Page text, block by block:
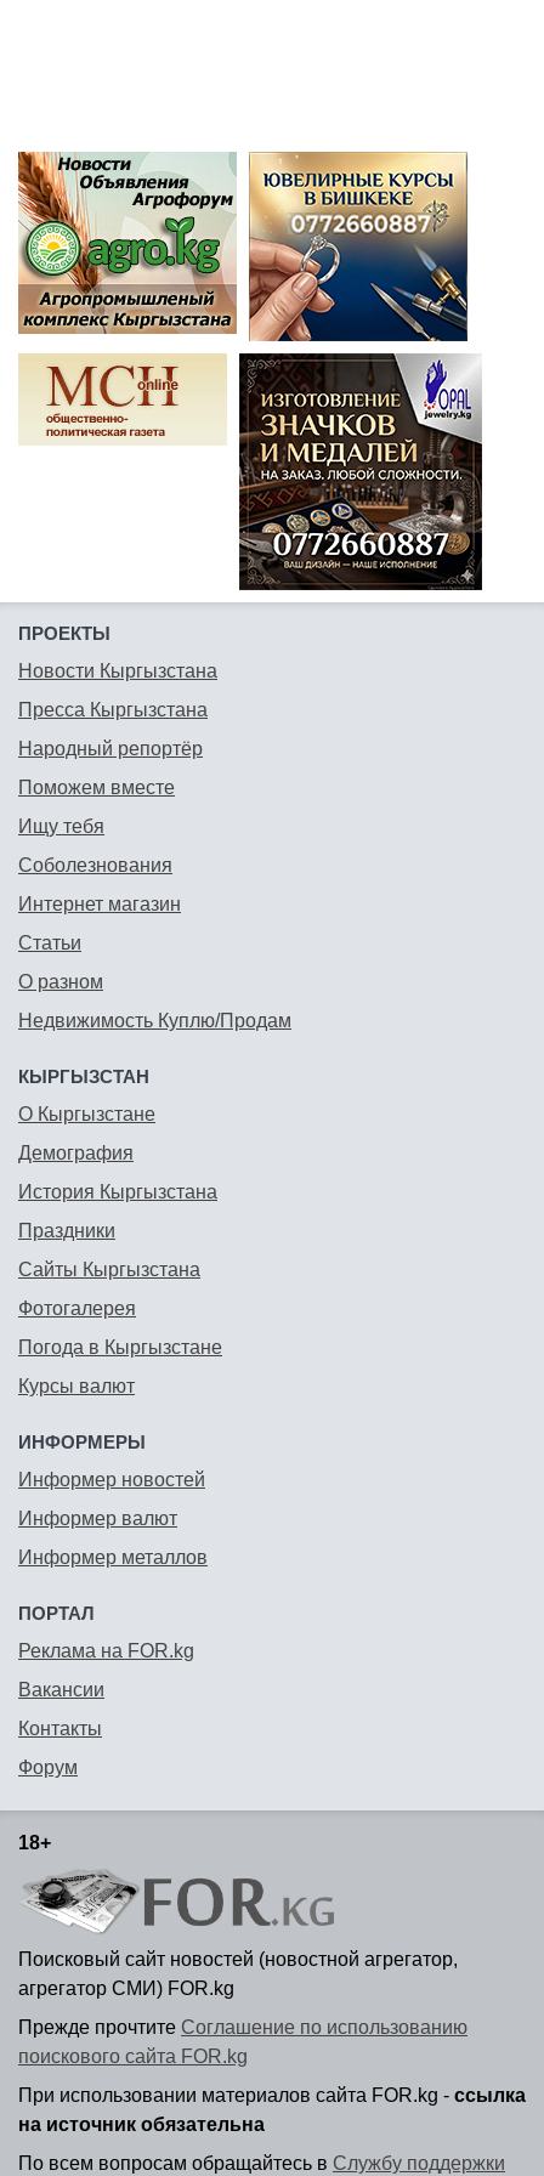
ПРОЕКТЫ
Новости Кыргызстана
Пресса Кыргызстана
Народный репортёр
Поможем вместе
Ищу тебя
Соболезнования
Интернет магазин
Статьи
О разном
Недвижимость Куплю/Продам
КЫРГЫЗСТАН
О Кыргызстане
Демография
История Кыргызстана
Праздники
Сайты Кыргызстана
Фотогалерея
Погода в Кыргызстане
Курсы валют
ИНФОРМЕРЫ
Информер новостей
Информер валют
Информер металлов
ПОРТАЛ
Реклама на FOR.kg
Вакансии
Контакты
Форум
18+
Поисковый сайт новостей (новостной агрегатор,
агрегатор СМИ) FOR.kg
Прежде прочтите Соглашение по использованию
поискового сайта FOR.kg
При использовании материалов сайта FOR.kg - ссылка
на источник обязательна
По всем вопросам обращайтесь в Службу поддержки